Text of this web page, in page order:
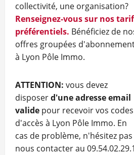
collectivité, une organisation?
Renseignez-vous sur nos
préférentiels. Bénéficiez de
offres groupées
à Lyon Pôle Immo.
ATTENTION: vous devez
disposerd'une adresse email
valide pour recevoir vos codes
d'accès à Lyon Pôle Immo. En
cas de problème, n'hésitez pas
nous contacter au